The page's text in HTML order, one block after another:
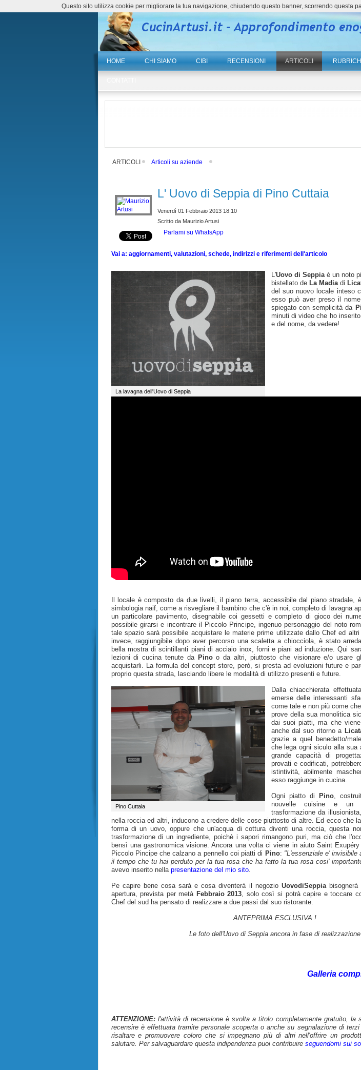
HOME CHI SIAMO CIBI RECENSIONI ARTICOLI
ARTICOLI Articoli su aziende
L' Uovo di Seppia di Pino Cuttaia
Venerdì 01 Febbraio 2013 18:10
Scritto da Maurizio Artusi
Parlami su WhatsApp
Vai a: aggiornamenti, valutazioni, schede, indirizzi e riferimenti dell'articolo
La lavagna dell'Uovo di Seppia
L'Uovo di Seppiaè un noto
bistellato de La Madiadi
del suo nuovo locale inteso
esso può aver preso il
spiegato con semplicità da
minuti di video che ho
e del nome, da vedere!
Il locale è composto da due livelli, il piano terra, accessibile dal piano stradale,
simbologia naif, come a risvegliare il bambino che c'è in noi, completo di lavagna
un particolare pavimento, disegnabile coi gessetti e completo di gioco dei
possibile girarsi e incontrare il Piccolo Principe, ingenuo personaggio del noto
tale spazio sarà possibile acquistare le materie prime utilizzate dallo Chef ed
invece, raggiungibile dopo aver percorso una scaletta a chiocciola, è stato
bella mostra di scintillanti piani di acciaio inox, forni e piani ad induzione. Qui
lezioni di cucina tenute da Pinoo da altri, piuttosto che visionare e/o usare
acquistarli. La formula del concept store, però, si presta ad evoluzioni future e
proprio questa strada, lasciando libere le modalità di utilizzo presenti e future.
Pino Cuttaia
Dalla chiacchierata
emerse delle interessanti
come tale e non più come
prove della sua monolitica
dai suoi piatti, ma che
anche dal suo ritorno a
grazie a quel benedetto/
che lega ogni siculo alla sua
grande capacità di
provati e codificati,
istintività, abilmente
esso raggiunge in cucina.
Ogni piatto di Pino,
nouvelle cuisine e un
trasformazione da
nella roccia ed altri, inducono a credere delle cose piuttosto di altre. Ed ecco che
forma di un uovo, oppure che un'acqua di cottura diventi una roccia, questa
trasformazione di un ingrediente, poichè i sapori rimangono puri, ma ciò che
bensì una gastronomica visione. Ancora una volta ci viene in aiutoSaint Exupéry
Piccolo Pincipe che calzano a pennello coi piatti di Pino: "L'essenziale e' invisibile
il tempo che tu hai perduto per la tua rosa che ha fatto la tua rosa cosi'
avevo inserito nella presentazione del mio sito.
Pe capire bene cosa sarà e cosa diventerà il negozio UovodiSeppiabisognerà
apertura, prevista per metà Febbraio 2013 , solo così si potrà capire e toccare
Chef del sud ha pensato di realizzare a due passi dal suo ristorante.
ANTEPRIMA ESCLUSIVA !
Le foto dell'Uovo di Seppia ancora in fase di realizzazione
Galleria
ATTENZIONE:l'attività di recensione è svolta a titolo completamente gratuito, la
recensire è effettuata tramite personale scoperta o anche su segnalazione di
risaltare e promuovere coloro che si impegnano più di altri nell'offrire un
salutare. Per salvaguardare questa indipendenza puoi contribuire seguendomi sui
Questo sito utilizza cookie per migliorare la tua navigazione, chiudendo questo banner, scorrendo questa